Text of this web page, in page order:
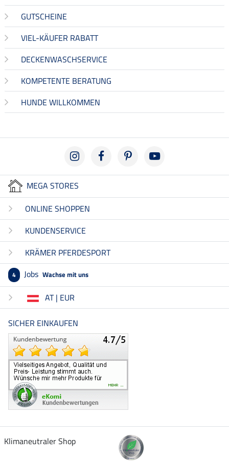
GUTSCHEINE
VIEL-KÄUFER RABATT
DECKENWASCHSERVICE
KOMPETENTE BERATUNG
HUNDE WILLKOMMEN
MEGA STORES
ONLINE SHOPPEN
KUNDENSERVICE
KRÄMER PFERDESPORT
4 Jobs Wachse mit uns
AT | EUR
SICHER EINKAUFEN
Klimaneutraler Shop